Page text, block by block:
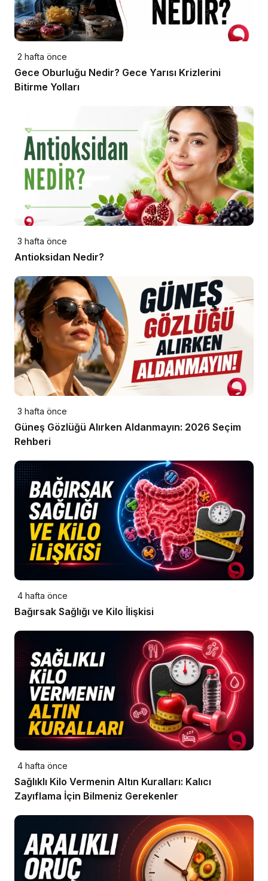
2 hafta önce
Gece Oburluğu Nedir? Gece Yarısı Krizlerini
Bitirme Yolları
3 hafta önce
Antioksidan Nedir?
3 hafta önce
Güneş Gözlüğü Alırken Aldanmayın: 2026 Seçim
Rehberi
4 hafta önce
Bağırsak Sağlığı ve Kilo İlişkisi
4 hafta önce
Sağlıklı Kilo Vermenin Altın Kuralları: Kalıcı
Zayıflama İçin Bilmeniz Gerekenler